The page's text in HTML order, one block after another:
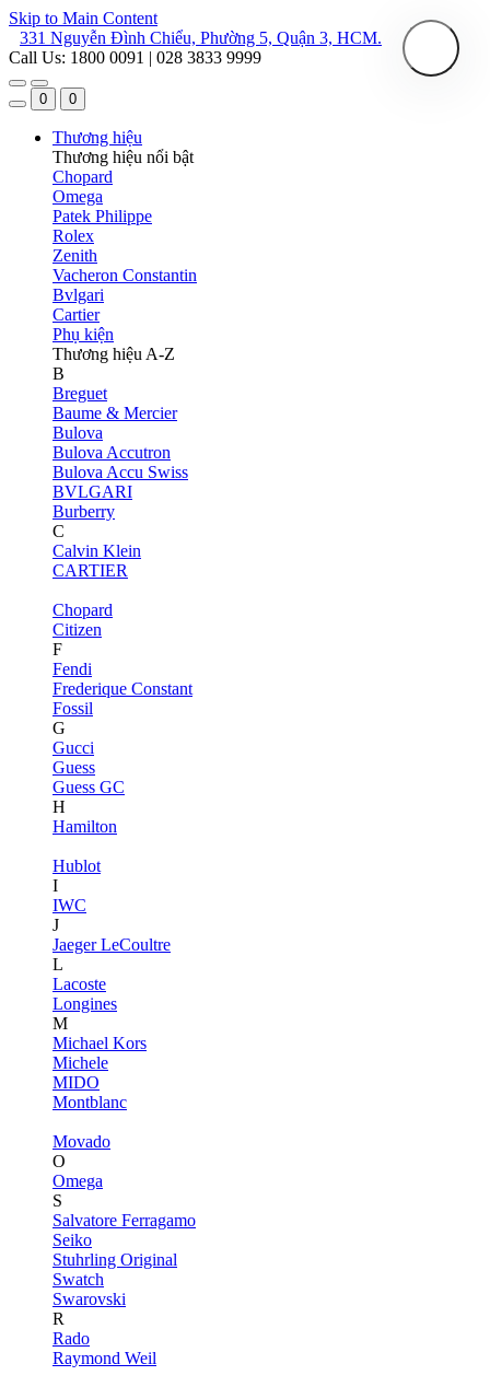
Skip to Main Content
331 Nguyễn Đình Chiểu, Phường 5, Quận 3, HCM.
Call Us: 1800 0091 | 028 3833 9999
0 0
Thương hiệu
Thương hiệu nổi bật
Chopard
Omega
Patek Philippe
Rolex
Zenith
Vacheron Constantin
Bvlgari
Cartier
Phụ kiện
Thương hiệu A-Z
B
Breguet
Baume & Mercier
Bulova
Bulova Accutron
Bulova Accu Swiss
BVLGARI
Burberry
C
Calvin Klein
CARTIER
Chopard
Citizen
F
Fendi
Frederique Constant
Fossil
G
Gucci
Guess
Guess GC
H
Hamilton
Hublot
I
IWC
J
Jaeger LeCoultre
L
Lacoste
Longines
M
Michael Kors
Michele
MIDO
Montblanc
Movado
O
Omega
S
Salvatore Ferragamo
Seiko
Stuhrling Original
Swatch
Swarovski
R
Rado
Raymond Weil